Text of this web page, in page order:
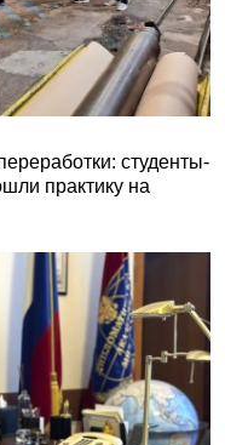
студенты-
практику на